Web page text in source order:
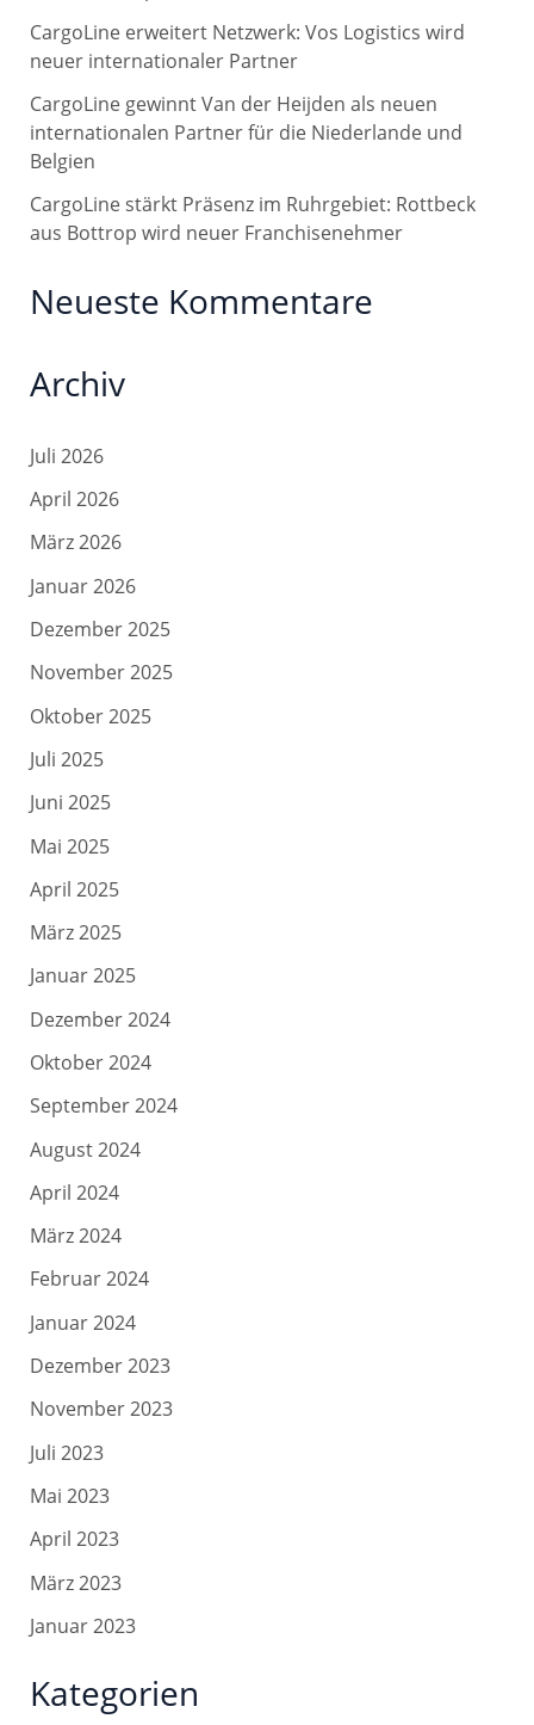
a
c
h
:
CargoLine erweitert Netzwerk: Vos Logistics wird
neuer internationaler Partner
CargoLine gewinnt Van der Heijden als neuen
internationalen Partner für die Niederlande und
Belgien
CargoLine stärkt Präsenz im Ruhrgebiet: Rottbeck
aus Bottrop wird neuer Franchisenehmer
Neueste Kommentare
Archiv
Juli 2026
April 2026
März 2026
Januar 2026
Dezember 2025
November 2025
Oktober 2025
Juli 2025
Juni 2025
Mai 2025
April 2025
März 2025
Januar 2025
Dezember 2024
Oktober 2024
September 2024
August 2024
April 2024
März 2024
Februar 2024
Januar 2024
Dezember 2023
November 2023
Juli 2023
Mai 2023
April 2023
März 2023
Januar 2023
Kategorien